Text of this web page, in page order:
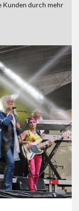
Kunden durch mehr